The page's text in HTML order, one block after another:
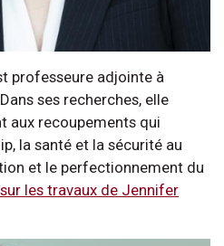
professeure adjointe à
ses recherches, elle
aux recoupements qui
la santé et la sécurité au
et le perfectionnement du
les travaux de Jennifer